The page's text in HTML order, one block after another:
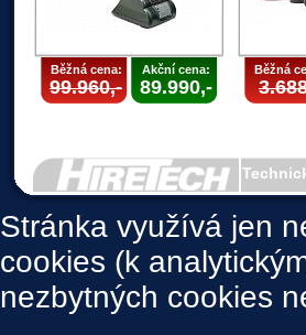
Běžná cena:
99.960,-
Akční cena:
89.990,-
Běžná
Stránka využívá jen
cookies (k
nezbytných cookies